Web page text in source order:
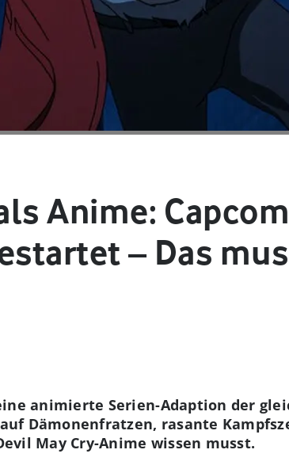
Anime:
– Das
animierte Serien-Adaption der
Dämonenfratzen, rasante
May Cry-Anime wissen musst.